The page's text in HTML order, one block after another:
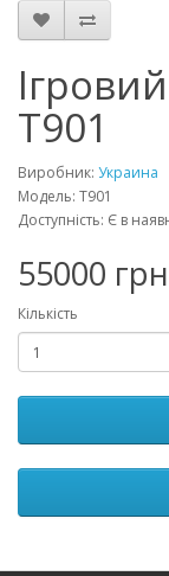
T901
Виробник: Украина
Модель: T901
Доступність: Є в
55000
Кількість